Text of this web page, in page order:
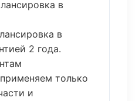
в
в
2 года.
только
и